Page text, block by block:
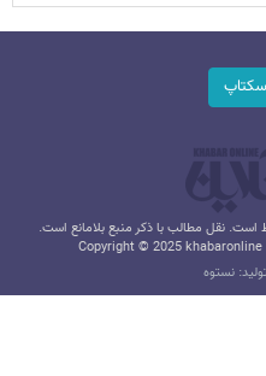
نقل مطالب با ذکر منبع بلامانع است.
Copyright © 2025
نستوه